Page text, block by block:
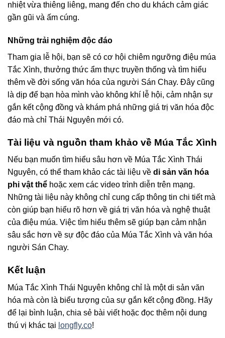
nhiệt vừa thiêng liêng, mang đến cho du khách cảm giác
gần gũi và ấm cúng.
Những trải nghiệm độc đáo
Tham gia lễ hội, bạn sẽ có cơ hội chiêm ngưỡng điệu múa
Tắc Xình, thưởng thức ẩm thực truyền thống và tìm hiểu
thêm về đời sống văn hóa của người Sán Chay. Đây cũng
là dịp để bạn hòa mình vào không khí lễ hội, cảm nhận sự
gắn kết cộng đồng và khám phá những giá trị văn hóa độc
đáo mà chỉ Thái Nguyên mới có.
Tài liệu và nguồn tham khảo về Múa Tắc Xình
Nếu bạn muốn tìm hiểu sâu hơn về Múa Tắc Xình Thái
Nguyên, có thể tham khảo các tài liệu về di sản văn hóa
phi vật thể hoặc xem các video trình diễn trên mạng.
Những tài liệu này không chỉ cung cấp thông tin chi tiết mà
còn giúp bạn hiểu rõ hơn về giá trị văn hóa và nghệ thuật
của điệu múa. Việc tìm hiểu thêm sẽ giúp bạn cảm nhận
sâu sắc hơn về sự độc đáo của Múa Tắc Xình và văn hóa
người Sán Chay.
Kết luận
Múa Tắc Xình Thái Nguyên không chỉ là một di sản văn
hóa mà còn là biểu tượng của sự gắn kết cộng đồng. Hãy
để lại bình luận, chia sẻ bài viết hoặc đọc thêm nội dung
thú vị khác tại longfly.co!